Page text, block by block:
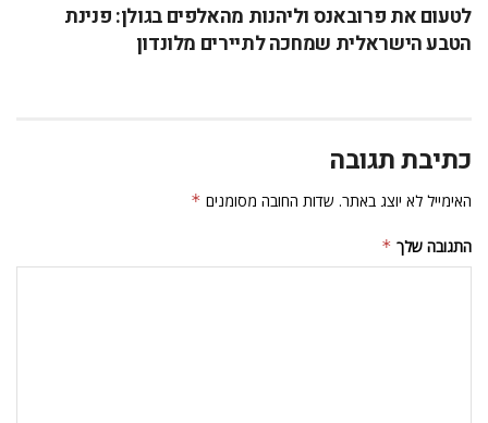
לטעום את פרובאנס וליהנות מהאלפים בגולן: פנינת
הטבע הישראלית שמחכה לתיירים מלונדון
כתיבת תגובה
האימייל לא יוצג באתר. שדות החובה מסומנים *
התגובה שלך *